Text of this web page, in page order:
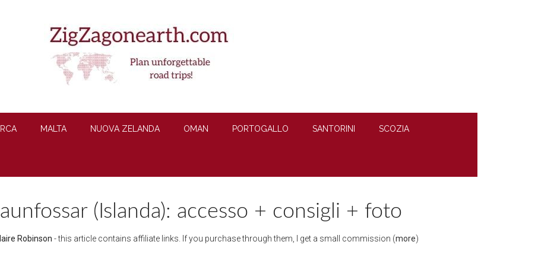
MALTA NUOVA ZELANDA OMAN PORTOGALLO SANTORINI SCOZIA
(Islanda): accesso + consigli + foto
Robinson - this article contains affiliate links. If you purchase through them, I get a small commission (more)